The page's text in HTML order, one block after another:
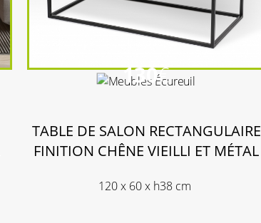
130€
TABLE DE SALON RECTANGULAIRE
FINITION CHÊNE VIEILLI ET MÉTAL
120 x 60 x h38 cm